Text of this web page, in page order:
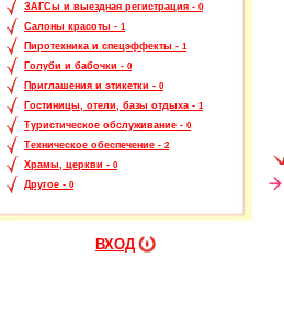
ЗАГСы и выездная регистрация - 0
Салоны красоты - 1
Пиротехника и спецэффекты - 1
Голуби и бабочки - 0
Приглашения и этикетки - 0
Гостиницы, отели, базы отдыха - 1
Туристическое обслуживание - 0
Техническое обеспечение - 2
Храмы, церкви - 0
Другое - 0
ВХОД